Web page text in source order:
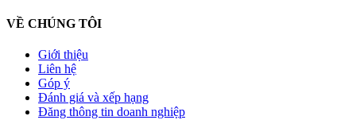
VỀ CHÚNG TÔI
Giới thiệu
Liên hệ
Góp ý
Đánh giá và xếp hạng
Đăng thông tin doanh nghiệp